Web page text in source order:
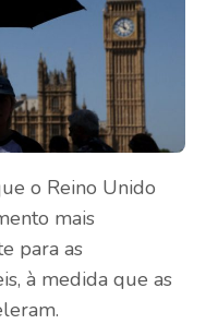
o Reino Unido
mais
para as
à medida que as